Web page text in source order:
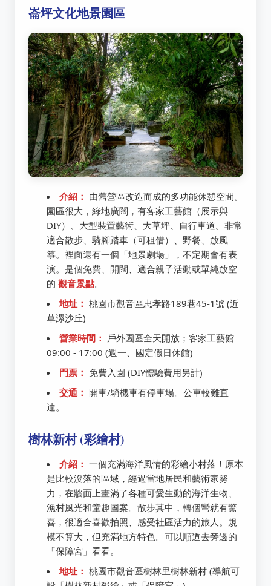
崙坪文化地景園區
介紹： 由舊營區改造而成的多功能休憩空間。
園區很大，綠地廣闊，有客家工藝館（展示與
DIY）、大型裝置藝術、大草坪、自行車道。非常
適合散步、騎腳踏車（可租借）、野餐、放風
箏。裡面還有一個「地景劇場」，不定期會有表
演。是個免費、開闊、適合親子活動或單純放空
的 觀音景點。
地址： 桃園市觀音區忠孝路189巷45-1號 (近
草漯沙丘)
營業時間： 戶外園區全天開放；客家工藝館
09:00 - 17:00 (週一、國定假日休館)
門票： 免費入園 (DIY體驗費用另計)
交通： 開車/騎機車有停車場。公車較難直
達。
樹林新村 (彩繪村)
介紹： 一個充滿海洋風情的彩繪小村落！原本
是比較沒落的區域，經過當地居民和藝術家努
力，在牆面上畫滿了各種可愛生動的海洋生物、
漁村風光和童趣圖案。散步其中，轉個彎就有驚
喜，很適合喜歡拍照、感受社區活力的旅人。規
模不算大，但充滿地方特色。可以順道去旁邊的
「保障宮」看看。
地址： 桃園市觀音區樹林里樹林新村 (導航可